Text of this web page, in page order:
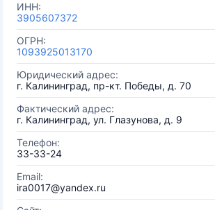
ИНН:
3905607372
ОГРН:
1093925013170
Юридический адрес:
г. Калининград, пр-кт. Победы, д. 70
Фактический адрес:
г. Калининград, ул. Глазунова, д. 9
Телефон:
33-33-24
Email:
ira0017@yandex.ru